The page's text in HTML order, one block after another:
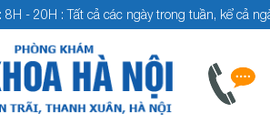
8H - 20H : Tất cả các ngày trong tuần, kể cả